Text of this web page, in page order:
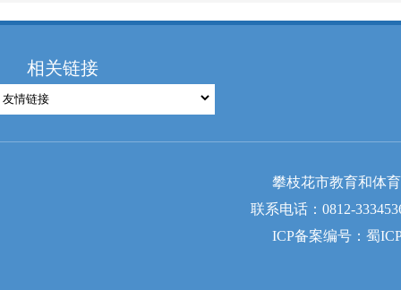
相关链接
攀枝花市教育和体
联系电话：0812-
ICP备案编号：蜀